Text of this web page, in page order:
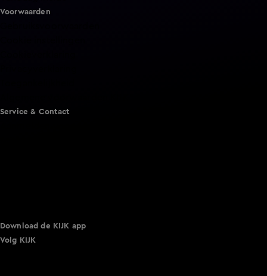
Voorwaarden
Service & Contact
Download de KIJK app
Volg KIJK